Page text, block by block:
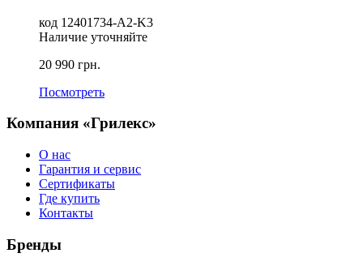
код 12401734-А2-K3
Наличие уточняйте
20 990 грн.
Посмотреть
Компания «Грилекс»
О нас
Гарантия и сервис
Сертификаты
Где купить
Контакты
Бренды